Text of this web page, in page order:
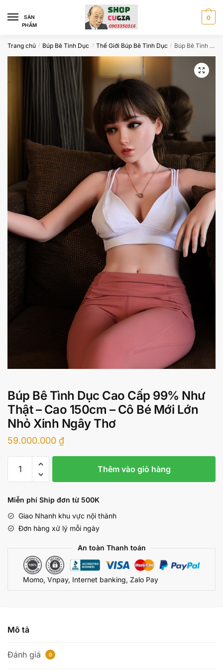
navigation
content
SÀN
PHẨM
0
Trang chủ / Búp Bê Tình Dục / Thế Giới Búp Bê Tình Dục / Búp Bê Tình Dục Cao Cấp 99% Như Thật – Cao 150cm – Cô Bé Mới Lớn Nhỏ Xinh Ngây Thơ
Búp Bê Tình Dục Cao Cấp 99% Như
Thật – Cao 150cm – Cô Bé Mới Lớn
Nhỏ Xinh Ngây Thơ
59.000.000 ₫
Dục
Cấp
99%
Bé
Lớn
Thêm vào giỏ hàng
Miễn phí Ship đơn từ 500K
Giao Nhanh khu vực nội thành
Đơn hàng xử lý mỗi ngày
An toàn Thanh toán
Momo, Vnpay, Internet banking, Zalo Pay
Mô tả
Đánh giá 0